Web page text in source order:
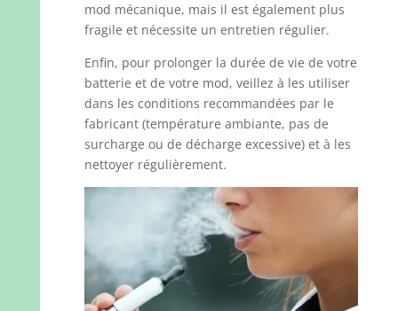
mod mécanique, mais il est également plus
fragile et nécessite un entretien régulier.
Enfin, pour prolonger la durée de vie de votre
batterie et de votre mod, veillez à les utiliser
dans les conditions recommandées par le
fabricant (température ambiante, pas de
surcharge ou de décharge excessive) et à les
nettoyer régulièrement.